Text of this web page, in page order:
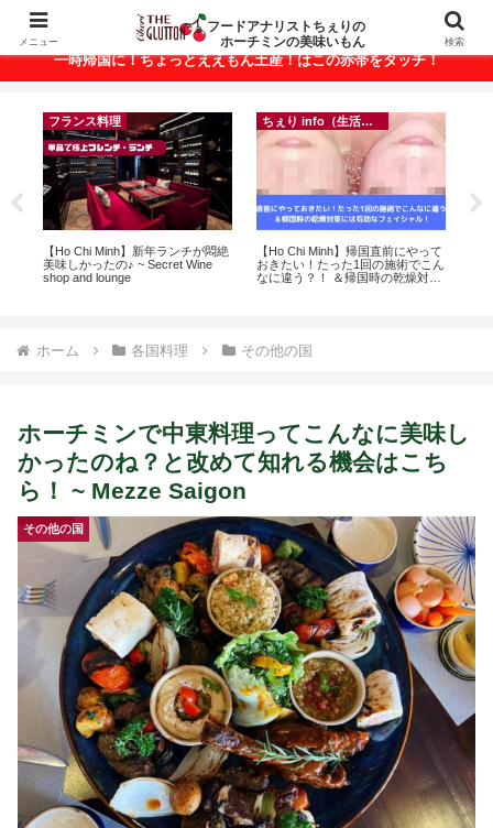
ベトナム・ホーチミンの美味いもんが満載！
一時帰国に！ちょっとええもん土産！はこの赤帯をタッチ！
イベント等
inago会は100人突破！実績記録が
結構溜まってきたのでご報告＆引
き続きお仲間募集中♪
ちぇり info（生活情報）
【追記】日本での電話番号ゲット
＆キープ！機種変時のデータ移行
に失敗したけど復活できた話！~
ホーム 各国料理 その他の国
ホーチミンで中東料理ってこんなに美味し
かったのね？と改めて知れる機会はこち
ら！ ~ Mezze Saigon
その他の国
メニュー
フードアナリストちぇりの
ホーチミンの美味いもん
検索